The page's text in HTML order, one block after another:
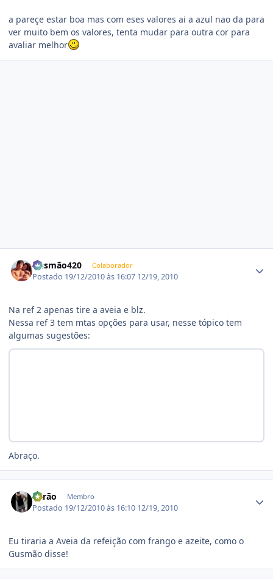
a pareçe estar boa mas com eses valores ai a azul nao da para
ver muito bem os valores, tenta mudar para outra cor para
avaliar melhor
Gusmão420 Colaborador
Postado 19/12/2010 às 16:07 12/19, 2010
Na ref 2 apenas tire a aveia e blz.
Nessa ref 3 tem mtas opções para usar, nesse tópico tem
algumas sugestões:
Abraço.
Barão Membro
Postado 19/12/2010 às 16:10 12/19, 2010
Eu tiraria a Aveia da refeição com frango e azeite, como o
Gusmão disse!